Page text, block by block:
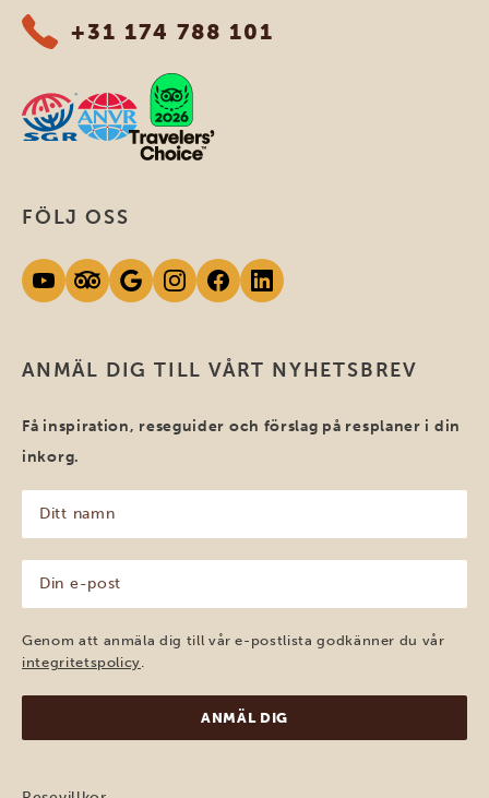
+31 174 788 101
ANMÄL DIG TILL VÅRT NYHETSBREV
Få inspiration, reseguider och förslag på resplaner i din
inkorg.
namn
(Obligatoriskt)
post
(Obligatoriskt)
Genom att anmäla dig till vår e-postlista godkänner du vår
integritetspolicy
FÖLJ OSS